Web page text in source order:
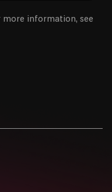
more information, see